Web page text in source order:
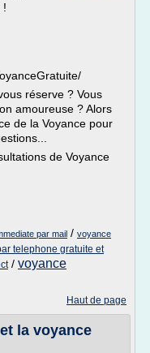
!
réserve ? Vous
amoureuse ? Alors
de la Voyance pour
de Voyance
par mail / voyance
telephone gratuite et
/ voyance
Haut de page
la voyance